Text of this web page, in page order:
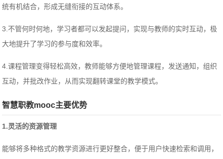
统有机结合，形成无缝衔接的互动体系。
3.不管何时何地，学习者都可以发起提问，实现与教师的实时互动，极
大地提升了学习的参与度和效率。
4.课程管理变得轻松高效，教师能够方便地管理课程，发送通知，组织
互动，并批改作业，从而实现翻转课堂的教学模式。
智慧职教mooc主要优势
1.灵活的资源管理
能够将多种格式的教学资源进行更好整合，便于用户快速检索和调用，